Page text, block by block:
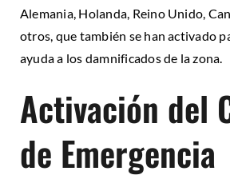
Alemania, Holanda, Reino Unido,
otros, que también se han activado
ayuda a los damnificados de la zona.
Activación del
de Emergencia